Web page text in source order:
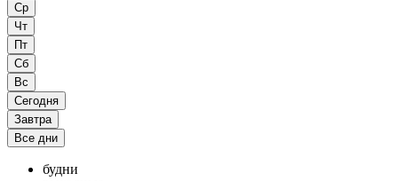
Ср
Чт
Пт
Сб
Вс
Сегодня
Завтра
Все дни
будни